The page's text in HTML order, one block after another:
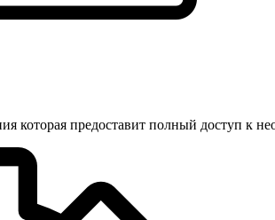
которая предоставит полный доступ к